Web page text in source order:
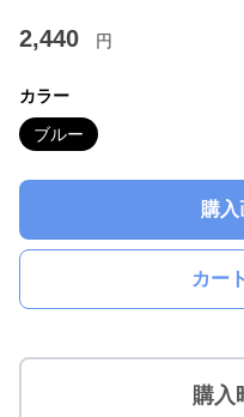
2,440 円
カラー
ブルー
購入
カー
購入